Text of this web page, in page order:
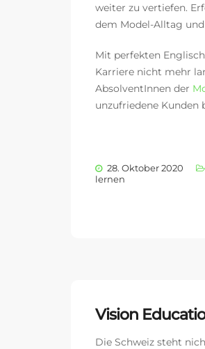
weiter zu vertiefen.
dem Model-Alltag
Mit perfekten
Karriere nicht mehr
AbsolventInnen der
unzufriedene Kunden
28. Oktober 2020
lernen
Vision
Die Schweiz steht